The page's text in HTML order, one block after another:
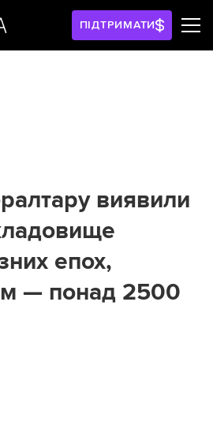
ПІДТРИМАТИ
виявили
епох,
— понад 2500